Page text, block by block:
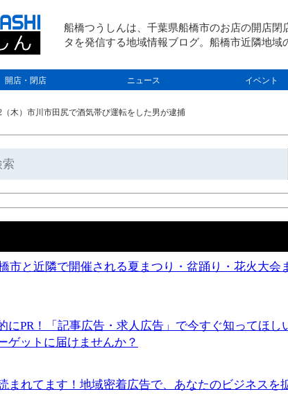
船橋つうしんは、千葉県船橋市のお店の開店
タを発信する地域情報ブログ。船橋市近隣地域
開店・閉店 ニュース イベント
（木）市川市田尻で酒気帯び運転をした男が逮捕
橋市と近隣で開催される夏まつり・盆踊り・花火大会
にPR！「記事広告・求人広告」で今すぐ知ってほし
ゲットに届けませんか？
まれてます！地域密着広告で、あなたのビジネスを